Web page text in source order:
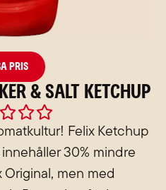
pris
& Salt Ketchup

0
out
of
Felix Ketchup
30% mindre
Original, men med